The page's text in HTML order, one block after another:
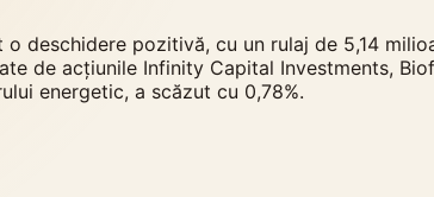
deschidere pozitivă, cu un rulaj de 5,14
de acțiunile Infinity Capital Investments,
energetic, a scăzut cu 0,78%.